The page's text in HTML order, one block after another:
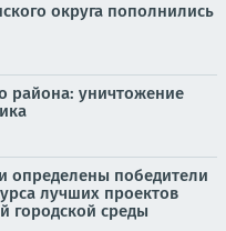
округа пополнились
района: уничтожение
определены победители
лучших проектов
городской среды